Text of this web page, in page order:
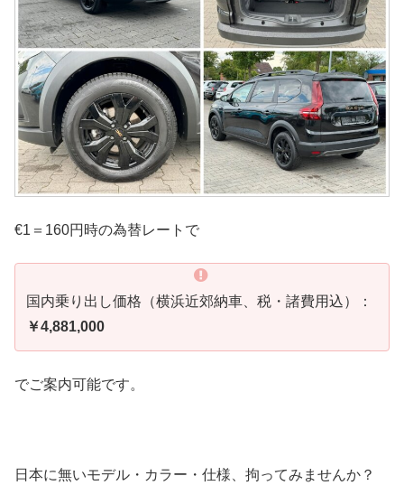
€1＝160円時の為替レートで
国内乗り出し価格（横浜近郊納車、税・諸費用込）：
￥4,881,000
でご案内可能です。
日本に無いモデル・カラー・仕様、拘ってみませんか？